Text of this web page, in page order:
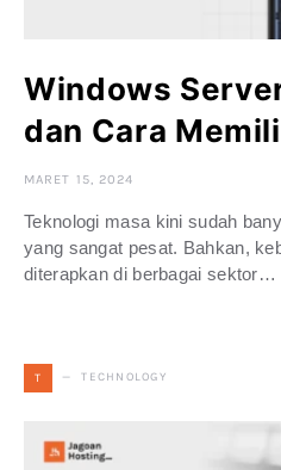
Windows
dan Cara
MARET 15, 2024
Teknologi masa kini sudah
yang sangat pesat. Bahkan,
diterapkan di berbagai sektor…
T TECHNOLOGY